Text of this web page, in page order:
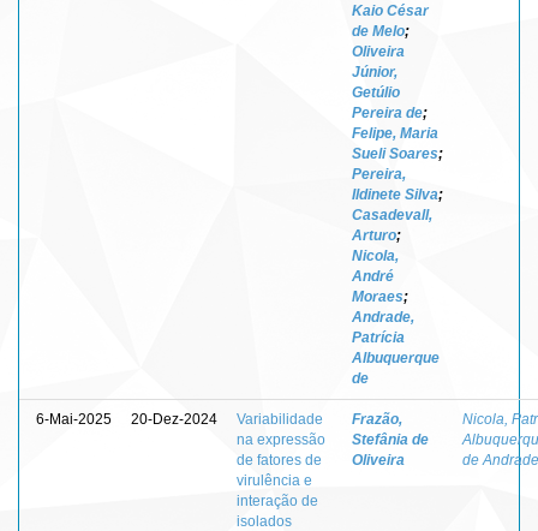
Kaio César
de Melo;
Oliveira
Júnior,
Getúlio
Pereira de;
Felipe, Maria
Sueli Soares;
Pereira,
Ildinete Silva;
Casadevall,
Arturo;
Nicola,
André
Moraes;
Andrade,
Patrícia
Albuquerque
de
6-Mai-2025 20-Dez-2024
Variabilidade
na expressão
de fatores de
virulência e
interação de
isolados
Frazão,
Stefânia de
Oliveira
Nicola,
de Andrade